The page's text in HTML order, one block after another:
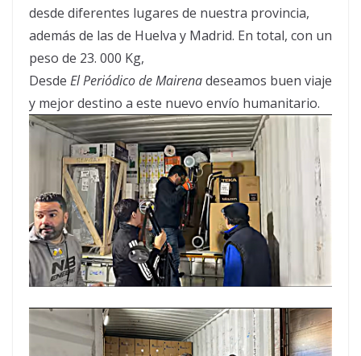
desde diferentes lugares de nuestra provincia,
además de las de Huelva y Madrid. En total, con un
peso de 23. 000 Kg,
Desde El Periódico de Mairenadeseamos buen viaje
y mejor destino a este nuevo envío humanitario.